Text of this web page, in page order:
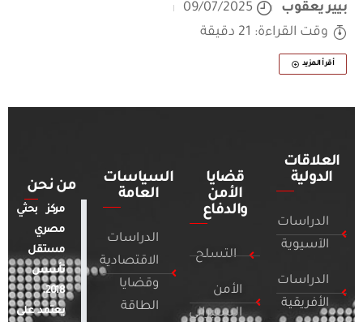
بيير يعقوب
09/07/2025
وقت القراءة: 21 دقيقة
أقرأ المزيد
العلاقات
الدولية
الدراسات
الآسيوية
الدراسات
الأفريقية
قضايا
الأمن
والدفاع
التسلح
الأمن
السيبراني
السياسات
العامة
الدراسات
الاقتصادية
وقضايا
الطاقة
من نحن
مركز بحثي
مصري
مستقل
تأسس
2018.
يعتمد على